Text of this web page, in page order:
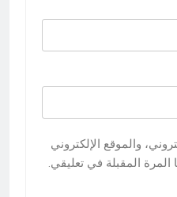
والموقع الإلكتروني
المقبلة في تعليقي.